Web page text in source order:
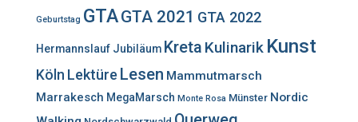
:Geburtstag GTAGTA 2021 GTA 2022
Hermannslauf Jubiläum Kreta Kulinarik Kunst
Köln LektüreLesen Mammutmarsch
Marrakesch MegaMarsch Monte Rosa Münster Nordic